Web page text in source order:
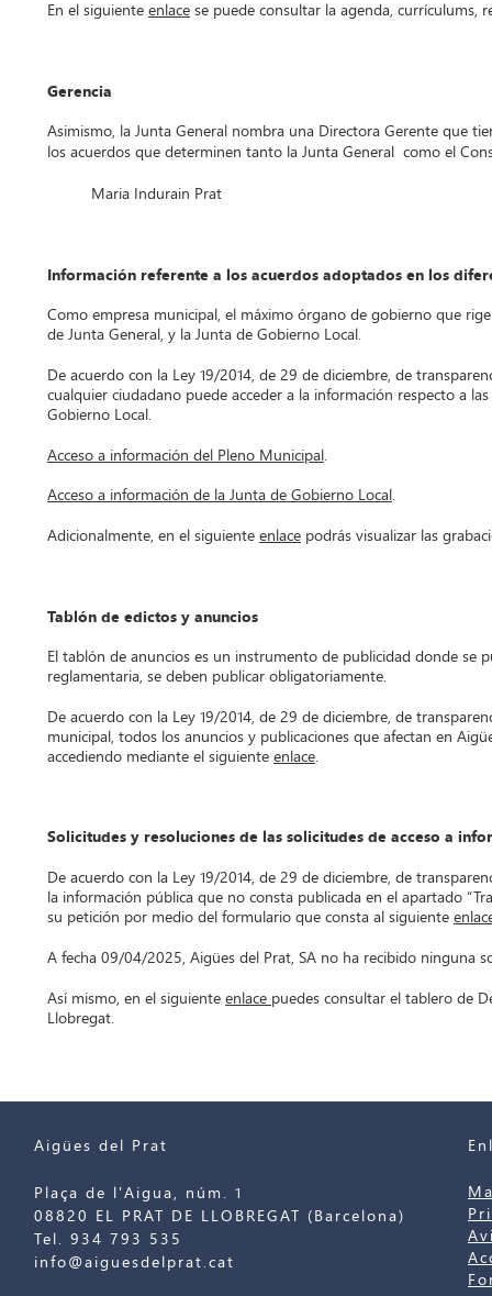
En el siguiente enlace se puede consultar la agenda, currículums,
Gerencia
Asimismo, la Junta General nombra una Directora Gerente que
los acuerdos que determinen tanto la Junta General como el
Maria Indurain Prat
Información referente a los acuerdos adoptados en los
Como empresa municipal, el máximo órgano de gobierno que
de Junta General, y la Junta de Gobierno Local.
De acuerdo con la Ley 19/2014, de 29 de diciembre, de
cualquier ciudadano puede acceder a la información respecto a
Gobierno Local.
Acceso a información del Pleno Municipal.
Acceso a información de la Junta de Gobierno Local.
Adicionalmente, en el siguiente enlace podrás visualizar las
Tablón de edictos y anuncios
El tablón de anuncios es un instrumento de publicidad donde se
reglamentaria, se deben publicar obligatoriamente.
De acuerdo con la Ley 19/2014, de 29 de diciembre, de
municipal, todos los anuncios y publicaciones que afectan en
accediendo mediante el siguiente enlace.
Solicitudes y resoluciones de las solicitudes de acceso a
De acuerdo con la Ley 19/2014, de 29 de diciembre, de
la información pública que no consta publicada en el apartado
su petición por medio del formulario que consta al siguiente
A fecha 09/04/2025, Aigües del Prat, SA no ha recibido ninguna
Así mismo, en el siguiente enlace puedes consultar el tablero de
Llobregat.
Aigües del Prat
Plaça de l'Aigua, núm. 1
08820 EL PRAT DE LLOBREGAT (Barcelona)
Tel. 934 793 535
info@aiguesdelprat.cat